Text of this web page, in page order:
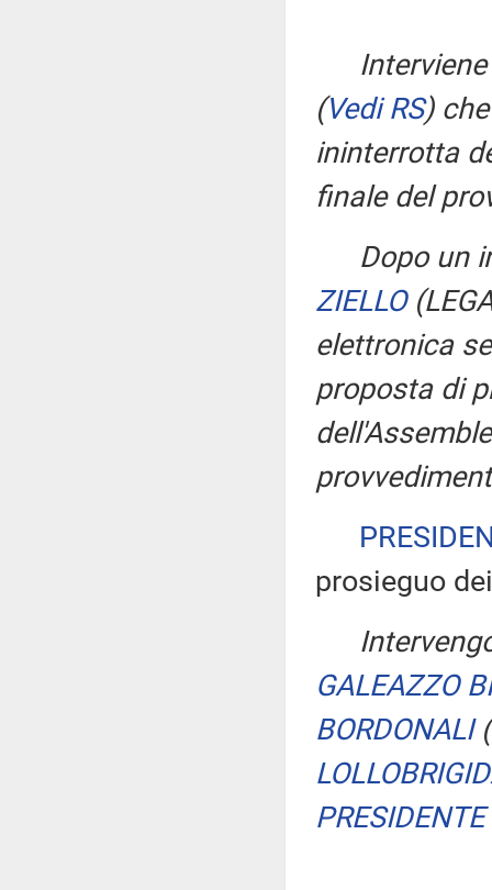
(Vedi RS)che
ininterrotta
finale del
Dopo un
ZIELLO
elettronica
proposta di
prosieguo
GALEAZZO
BORDONALI
PRESIDENTE